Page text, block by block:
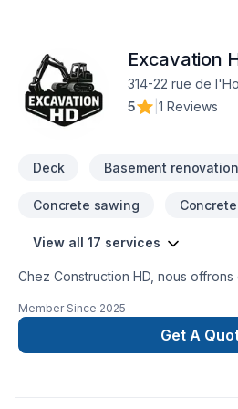
Excavation
314-22 rue de
5
1 Reviews
Deck Basement
Concrete sawing
View all 17 services
Chez Construction HD, nous
les projets résidentiels et
en charge des travaux de qualité,
selon les bonnes pratiques du
Member Since 2025
Get A